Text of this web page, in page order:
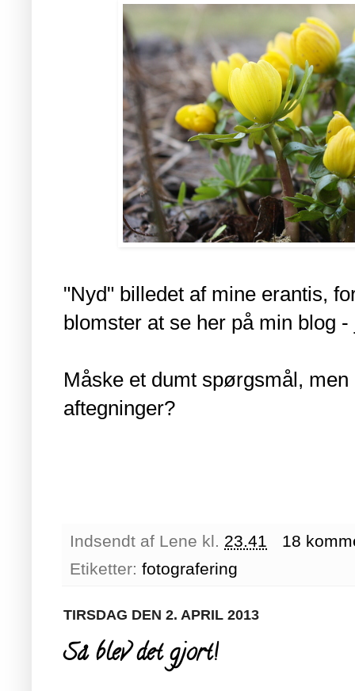
"Nyd" billedet af mine erantis,
blomster at se her på min blog
Måske et dumt spørgsmål,
aftegninger?
Indsendt af Lene kl. 23.41
18
Etiketter: fotografering
TIRSDAG DEN 2. APRIL 2013
Så blev det gjort!